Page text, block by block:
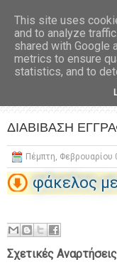
ΔΙΑΒΙΒΑΣΗ
Πέμπτη, Φεβρουαρίου
φάκελος
Σχετικές
This site uses
and to analyze
shared with Google
metrics to ensure
statistics, and to